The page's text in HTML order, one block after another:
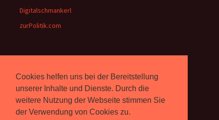
Cookies helfen uns bei der Bereitstellung
unserer Inhalte und Dienste. Durch die
weitere Nutzung der Webseite stimmen Sie
der Verwendung von Cookies zu.
Digitalschmankerl
zurPolitik.com
Über Uns
Rebell.atberichtet seit 2003
unabhängig über Computer-
und Videospiele. ( Impressum )